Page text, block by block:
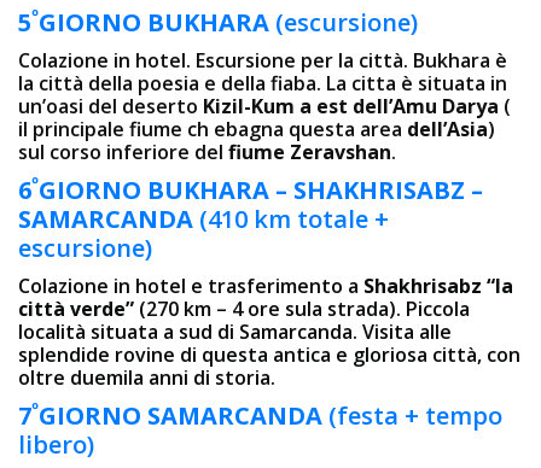
5ºGIORNO BUKHARA (escursione)
Colazione in hotel. Escursione per la città. Bukhara è
la città della poesia e della fiaba. La cittа è situata in
un’oasi del deserto Kizil-Kum a est dell’Amu Darya (
il principale fiume ch ebagna questa area dell’Asia)
sul corso inferiore del fiume Zeravshan.
6ºGIORNO BUKHARA – SHAKHRISABZ –
SAMARCANDA (410 km totale +
escursione)
Colazione in hotel e trasferimento a Shakhrisabz “la
città verde” (270 km – 4 ore sula strada). Piccola
località situata a sud di Samarcanda. Visita alle
splendide rovine di questa antica e gloriosa città, con
oltre duemila anni di storia.
7ºGIORNO SAMARCANDA (festa + tempo
libero)